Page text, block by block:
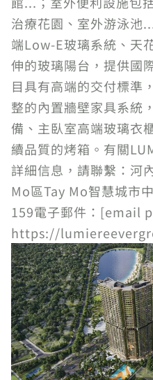
治療花園、室外游泳池
端Low-E玻璃系統、天
伸的玻璃陽台，提供國
目具有高端的交付標準
整的內置牆壁家具系統
備、主臥室高端玻璃衣
續品質的烤箱。有關
詳細信息，請聯繫：河
Mo區Tay Mo智慧城市
159電子郵件：[email
https://